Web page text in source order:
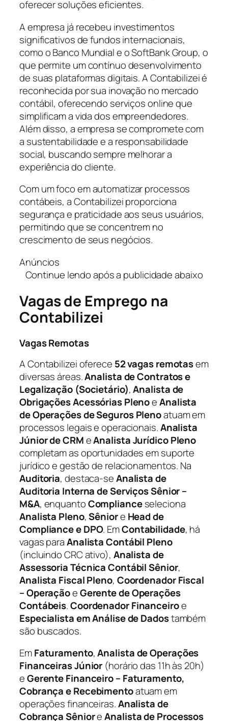
oferecer soluções eficientes.
A empresa já recebeu investimentos
significativos de fundos internacionais,
como o Banco Mundial e o SoftBank Group, o
que permite um contínuo desenvolvimento
de suas plataformas digitais. A Contabilizei é
reconhecida por sua inovação no mercado
contábil, oferecendo serviços online que
simplificam a vida dos empreendedores.
Além disso, a empresa se compromete com
a sustentabilidade e a responsabilidade
social, buscando sempre melhorar a
experiência do cliente.
Com um foco em automatizar processos
contábeis, a Contabilizei proporciona
segurança e praticidade aos seus usuários,
permitindo que se concentrem no
crescimento de seus negócios.
Anúncios
Continue lendo após a publicidade abaixo
Vagas de Emprego na
Contabilizei
Vagas Remotas
A Contabilizei oferece 52 vagas remotasem
diversas áreas.Analista de Contratos e
Legalização (Societário),Analista de
Obrigações Acessórias PlenoeAnalista
de Operações de Seguros Plenoatuam em
processos legais e operacionais.Analista
Júnior de CRMeAnalista Jurídico Pleno
completam as oportunidades em suporte
jurídico e gestão de relacionamentos. Na
Auditoria, destaca-seAnalista de
Auditoria Interna de Serviços Sênior –
M&A, enquantoComplianceseleciona
Analista Pleno,Sêniore Head de
Compliance e DPO. EmContabilidade, há
vagas paraAnalista Contábil Pleno
(incluindo CRC ativo), Analista de
Assessoria Técnica Contábil Sênior,
Analista Fiscal Pleno, Coordenador Fiscal
– OperaçãoeGerente de Operações
Contábeis.Coordenador Financeiroe
Especialista em Análise de Dadostambém
são buscados.
EmFaturamento,Analista de Operações
Financeiras Júnior (horário das 11h às 20h)
eGerente Financeiro – Faturamento,
Cobrança e Recebimentoatuam em
operações financeiras.Analista de
Cobrança SênioreAnalista de Processos